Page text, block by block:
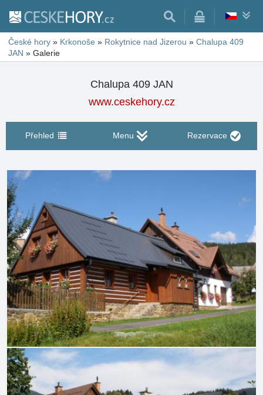
České hory » Krkonoše » Rokytnice nad Jizerou » Chalupa 409
JAN » Galerie
Chalupa 409 JAN
www.ceskehory.cz
Přehled Menu Rezervace